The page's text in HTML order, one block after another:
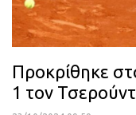
Προκρίθηκε
1 τον